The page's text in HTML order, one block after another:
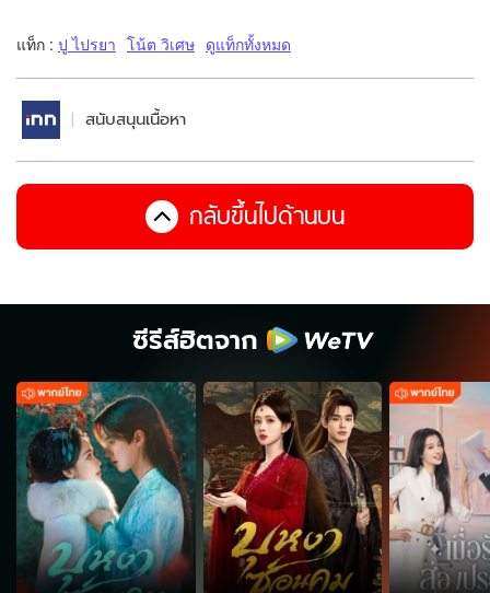
แท็ก : ปู ไปรยา โน้ต วิเศษ ดูแท็กทั้งหมด
สนับสนุนเนื้อหา
กลับขึ้นไปด้านบน
ซีรีส์ฮิตจาก